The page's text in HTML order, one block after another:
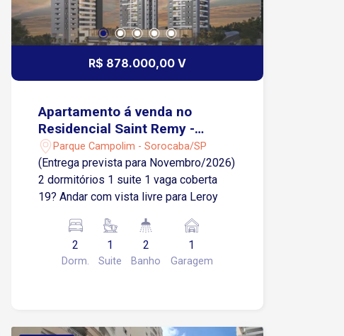
R$ 878.000,00 V
Apartamento á venda no
Residencial Saint Remy -
Sorocaba/SP
Parque Campolim - Sorocaba/SP
(Entrega prevista para Novembro/2026)
2 dormitórios 1 suite 1 vaga coberta
19? Andar com vista livre para Leroy
2
Dorm.
1
Suite
2
Banho
1
Garagem